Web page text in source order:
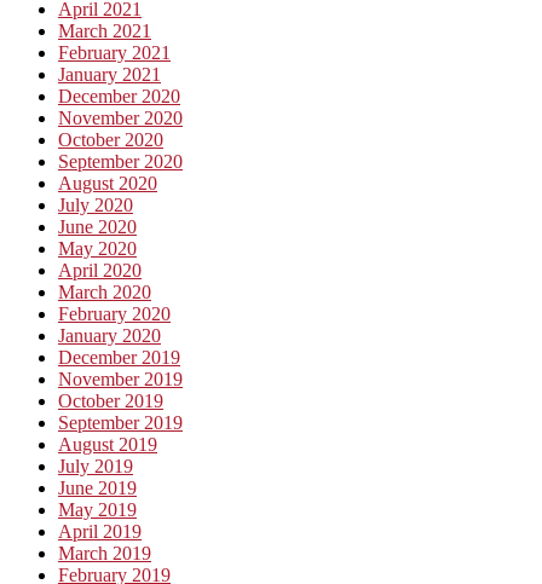
April 2021
March 2021
February 2021
January 2021
December 2020
November 2020
October 2020
September 2020
August 2020
July 2020
June 2020
May 2020
April 2020
March 2020
February 2020
January 2020
December 2019
November 2019
October 2019
September 2019
August 2019
July 2019
June 2019
May 2019
April 2019
March 2019
February 2019